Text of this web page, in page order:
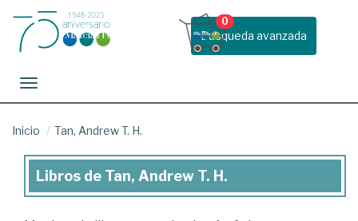
Busqueda avanzada
0
Toggle navigation
Inicio Tan, Andrew T. H.
Libros
Libros de Tan, Andrew T. H.